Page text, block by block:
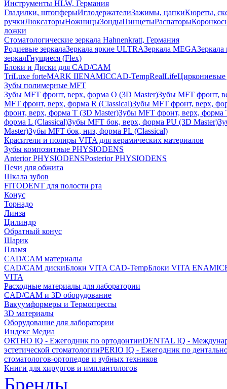
Инструменты HLW, Германия
Гладилки, штопферыИглодержателиЗажимы, цапкиКюреты,
ручкиЛюксаторыНожницыЗондыПинцетыРаспаторы
ложки
Стоматологические зеркала Hahnenkratt, Германия
Родиевые зеркалаЗеркала яркие ULTRAЗеркала MEGAЗеркала
зеркалГнущиеся (Flex)
Блоки и Диски для CAD/CAM
TriLuxe forteMARK IIENAMICCAD-TempRealLifeЦиркониевые
Зубы полимерные MFT
Зубы MFT фронт, верх, форма O (3D Master)Зубы MFT фронт,
MFT фронт, верх, форма R (Classical)Зубы MFT фронт, верх,
фронт, верх, форма T (3D Master)Зубы MFT фронт, верх, форма
форма L (Classical)Зубы MFT бок, верх, форма PU (3D Master)
Master)Зубы MFT бок, низ, форма PL (Classical)
Красители и полиры VITA для керамических материалов
Зубы композитные PHYSIODENS
Anterior PHYSIODENSPosterior PHYSIODENS
Печи для обжига
Шкала зубов
FITODENT для полости рта
Конус
Торнадо
Линза
Цилиндр
Обратный конус
Шарик
Пламя
CAD/CAM материалы
CAD/CAM дискиБлоки VITA CAD-TempБлоки VITA ENAMIC
VITA
Расходные материалы для лаборатории
CAD/CAM и 3D оборудование
Вакуумформеры и Термопрессы
3D материалы
Оборудование для лаборатории
Индекс Медиа
ORTHO IQ - Ежегодник по ортодонтииDENTAL IQ -
эстетической стоматологииPERIO IQ - Ежегодник по
стоматологов-ортопедов и зубных техников
Книги для хирургов и имплантологов
Бренды